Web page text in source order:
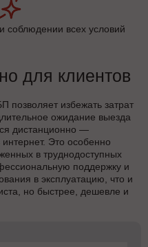
соблюдении всех условий
для клиентов
позволяет избежать затрат
ожидание выезда
дистанционно —
Это особенно
в труднодоступных
поддержку и
в эксплуатацию, что и
но быстрее, дешевле и